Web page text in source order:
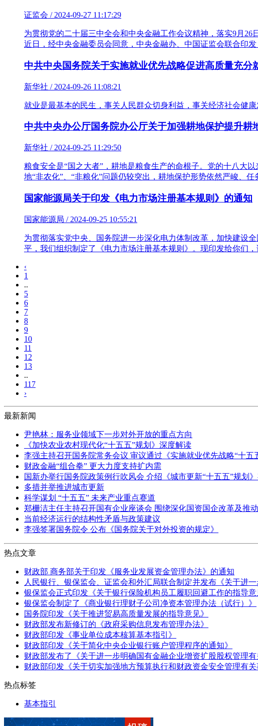
证监会 / 2024-09-27 11:17:29
为贯彻党的二十届三中全会和中央金融工作会议精神，落实9月
近日，经中央金融委员会同意，中央金融办、中国证监会联合印
中共中央国务院关于实施就业优先战略促进高质量充分
新华社 / 2024-09-26 11:08:21
就业是最基本的民生，事关人民群众切身利益，事关经济社会健
中共中央办公厅国务院办公厅关于加强耕地保护提升耕
新华社 / 2024-09-25 11:29:50
粮食安全是“国之大者”，耕地是粮食生产的命根子。党的十八大
地“非农化”、“非粮化”问题仍较突出，耕地保护形势依然严峻、任
国家能源局关于印发《电力市场注册基本规则》的通知
国家能源局 / 2024-09-25 10:55:21
为贯彻落实党中央、国务院进一步深化电力体制改革，加快建设
平，我们组织制定了《电力市场注册基本规则》。现印发给你们，
‹
1
..
5
6
7
8
9
10
11
12
13
..
117
›
最新新闻
尹艳林：服务业领域下一步对外开放的重点方向
《加快农业农村现代化“十五五”规划》深度解读
李强主持召开国务院常务会议 审议通过《实施就业优先战略“十五
财政金融“组合拳” 更大力度支持扩内需
国新办举行国务院政策例行吹风会 介绍《城市更新“十五五”规划
多措并举推进城市更新
科学谋划 “十五五” 未来产业重点赛道
郑栅洁主任主持召开国有企业座谈会 围绕深化国资国企改革及推
当前经济运行的结构性矛盾与政策建议
李强签署国务院令 公布《国务院关于对外投资的规定》
热点文章
财政部 商务部关于印发《服务业发展资金管理办法》的通知
人民银行、银保监会、证监会和外汇局联合制定并发布《关于进
银保监会正式印发《关于银行保险机构员工履职回避工作的指导意
银保监会制定了《商业银行理财子公司净资本管理办法（试行）》
国务院印发《关于推进贸易高质量发展的指导意见》
财政部发布新修订的《政府采购信息发布管理办法》
财政部印发《事业单位成本核算基本指引》
财政部印发《关于简化中央企业银行账户管理程序的通知》
财政部发布了《关于进一步明确国有金融企业增资扩股股权管理有
财政部印发《关于切实加强地方预算执行和财政资金安全管理有关
热点标签
基本指引